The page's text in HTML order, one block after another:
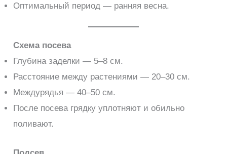
Оптимальный период — ранняя весна.
Схема посева
Глубина заделки — 5–8 см.
Расстояние между растениями — 20–30 см.
Междурядья — 40–50 см.
После посева грядку уплотняют и обильно
поливают.